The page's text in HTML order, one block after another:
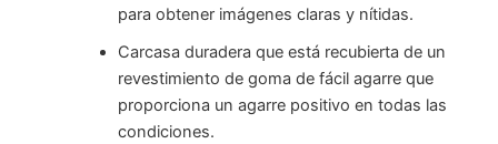
para obtener imágenes claras y nítidas.
Carcasa duradera que está recubierta de un
revestimiento de goma de fácil agarre que
proporciona un agarre positivo en todas las
condiciones.